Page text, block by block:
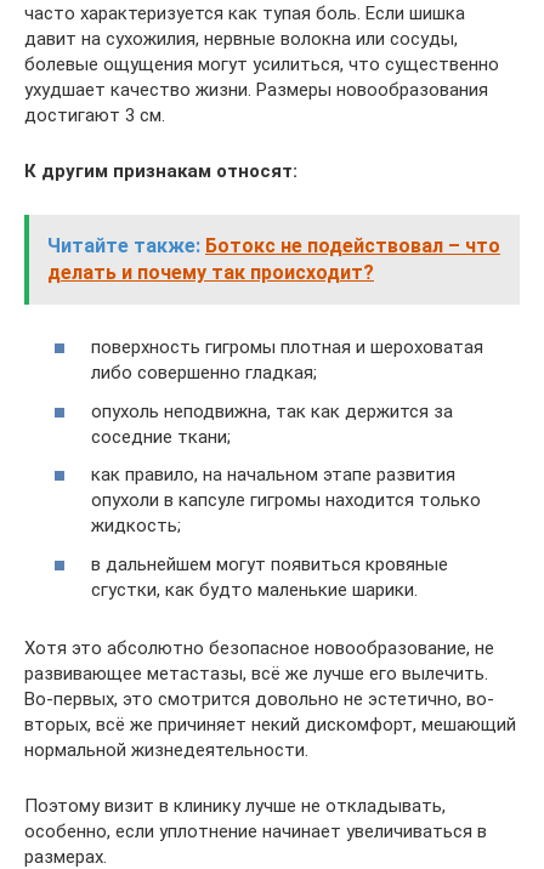
часто характеризуется как тупая боль. Если шишка
давит на сухожилия, нервные волокна или сосуды,
болевые ощущения могут усилиться, что существенно
ухудшает качество жизни. Размеры новообразования
достигают 3 см.
К другим признакам относят:
Читайте также: Ботокс не подействовал – что
делать и почему так происходит?
поверхность гигромы плотная и шероховатая
либо совершенно гладкая;
опухоль неподвижна, так как держится за
соседние ткани;
как правило, на начальном этапе развития
опухоли в капсуле гигромы находится только
жидкость;
в дальнейшем могут появиться кровяные
сгустки, как будто маленькие шарики.
Хотя это абсолютно безопасное новообразование, не
развивающее метастазы, всё же лучше его вылечить.
Во-первых, это смотрится довольно не эстетично, во-
вторых, всё же причиняет некий дискомфорт, мешающий
нормальной жизнедеятельности.
Поэтому визит в клинику лучше не откладывать,
особенно, если уплотнение начинает увеличиваться в
размерах.